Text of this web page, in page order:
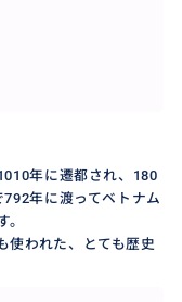
年に遷都され、180
年に渡ってベトナム
。
使われた、とても歴史